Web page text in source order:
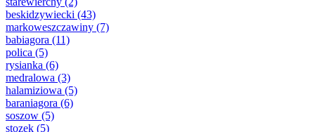
beskidzywiecki (43)
markoweszczawiny (7)
babiagora (11)
polica (5)
rysianka (6)
medralowa (3)
halamiziowa (5)
baraniagora (6)
soszow (5)
stozek (5)